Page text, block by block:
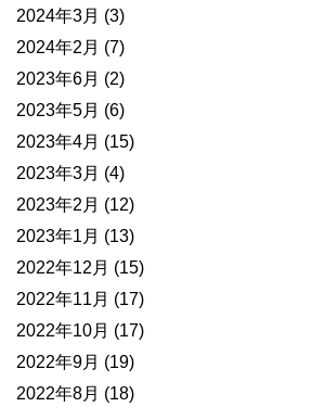
2024年3月 (3)
2024年2月 (7)
2023年6月 (2)
2023年5月 (6)
2023年4月 (15)
2023年3月 (4)
2023年2月 (12)
2023年1月 (13)
2022年12月 (15)
2022年11月 (17)
2022年10月 (17)
2022年9月 (19)
2022年8月 (18)